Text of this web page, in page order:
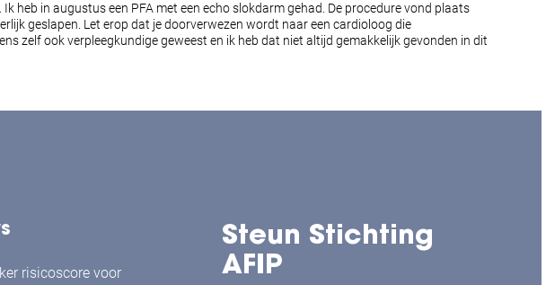
heb in augustus een PFA met een echo slokdarm gehad. De procedure vond plaats
geslapen. Let erop dat je doorverwezen wordt naar een cardioloog die
zelf ook verpleegkundige geweest en ik heb dat niet altijd gemakkelijk gevonden in dit
risicoscore voor
Steun Stichting
AFIP